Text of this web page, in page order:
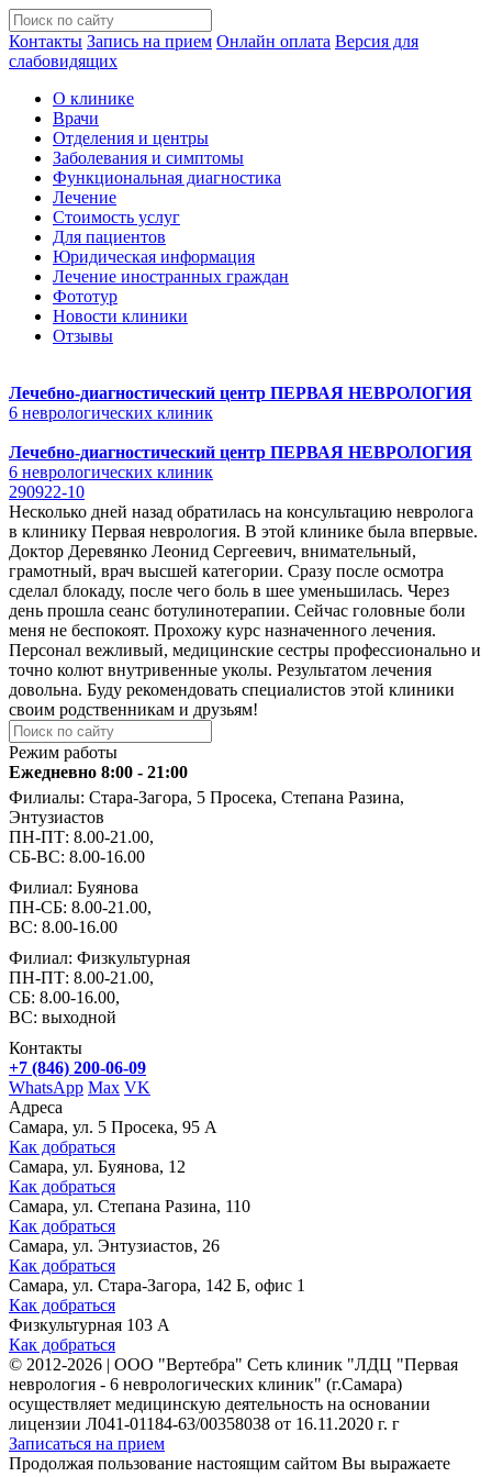
Контакты Запись на прием Онлайн оплата Версия для
слабовидящих
О клинике
Врачи
Отделения и центры
Заболевания и симптомы
Функциональная диагностика
Лечение
Стоимость услуг
Для пациентов
Юридическая информация
Лечение иностранных граждан
Фототур
Новости клиники
Отзывы
Лечебно-диагностический центр ПЕРВАЯ НЕВРОЛОГИЯ
6 неврологических клиник
Лечебно-диагностический центр ПЕРВАЯ НЕВРОЛОГИЯ
6 неврологических клиник
290922-10
Несколько дней назад обратилась на консультацию невролога
в клинику Первая неврология. В этой клинике была впервые.
Доктор Деревянко Леонид Сергеевич, внимательный,
грамотный, врач высшей категории. Сразу после осмотра
сделал блокаду, после чего боль в шее уменьшилась. Через
день прошла сеанс ботулинотерапии. Сейчас головные боли
меня не беспокоят. Прохожу курс назначенного лечения.
Персонал вежливый, медицинские сестры профессионально и
точно колют внутривенные уколы. Результатом лечения
довольна. Буду рекомендовать специалистов этой клиники
своим родственникам и друзьям!
Режим работы
Ежедневно 8:00 - 21:00
Филиалы: Стара-Загора, 5 Просека, Степана Разина,
Энтузиастов
ПН-ПТ: 8.00-21.00,
СБ-ВС: 8.00-16.00
Филиал: Буянова
ПН-СБ: 8.00-21.00,
ВС: 8.00-16.00
Филиал: Физкультурная
ПН-ПТ: 8.00-21.00,
СБ: 8.00-16.00,
ВС: выходной
Контакты
+7 (846) 200-06-09
WhatsApp Max VK
Адреса
Самара, ул. 5 Просека, 95 А
Как добраться
Самара, ул. Буянова, 12
Как добраться
Самара, ул. Степана Разина, 110
Как добраться
Самара, ул. Энтузиастов, 26
Как добраться
Самара, ул. Стара-Загора, 142 Б, офис 1
Как добраться
Физкультурная 103 А
Как добраться
© 2012-2026 | ООО "Вертебра" Сеть клиник "ЛДЦ "Первая
неврология - 6 неврологических клиник" (г.Самара)
осуществляет медицинскую деятельность на основании
лицензии Л041-01184-63/00358038 от 16.11.2020 г. г
Записаться на прием
Продолжая пользование настоящим сайтом Вы выражаете